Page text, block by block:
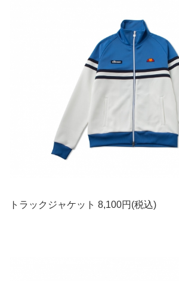
トラックジャケット 8,100円(税込)